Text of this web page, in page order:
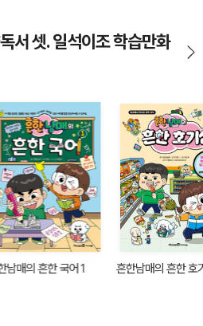
서 셋. 일석이조 학습만화
남매의 흔한 국어 1 흔한남매의 흔한 호